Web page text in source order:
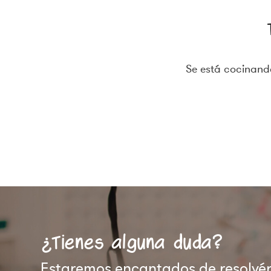
Se está
¿Tienes alguna duda?